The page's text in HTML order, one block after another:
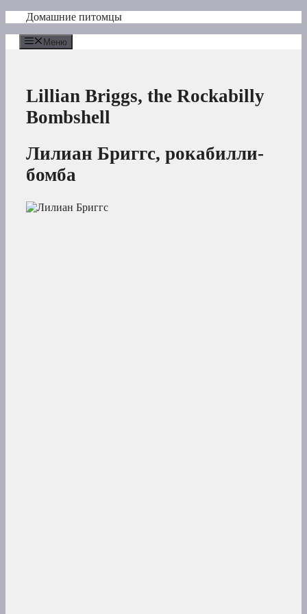
Перейти
содержимому
Домашние питомцы
Меню
Lillian Briggs, the Rockabilly
Bombshell
Лилиан Бриггс, рокабилли-
бомба